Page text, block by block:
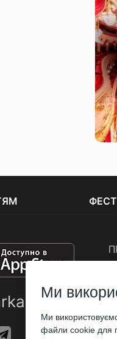
Ми
Ми
файли cookie для